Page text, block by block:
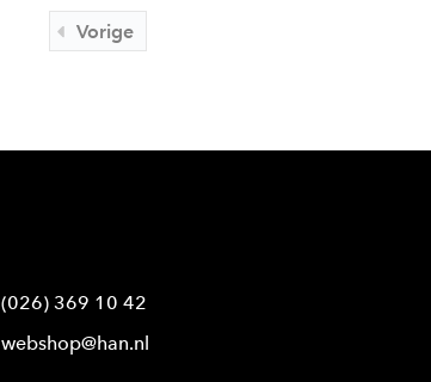
Vorige
(026) 369 10 42
webshop@han.nl